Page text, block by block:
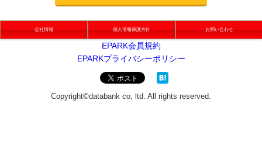
会社情報 個人情報保護方針 お問い合わせ